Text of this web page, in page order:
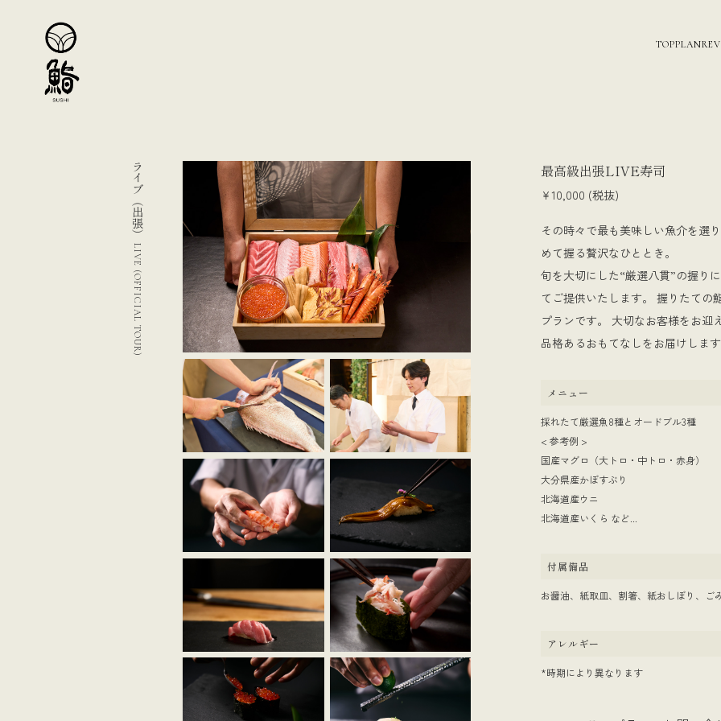
TOPPLAN
ライブ（出張）
LIVE (OFFICIAL TOUR)
最高級出張LIVE寿司
¥10,000 (税抜)
その時々で最も美味しい魚介を選
めて握る贅沢なひととき。
旬を大切にした“厳選八貫”の握り
てご提供いたします。 握りたての
プランです。 大切なお客様をお迎
品格あるおもてなしをお届けしま
メニュー
採れたて厳選魚8種とオードブル3種
< 参考例 >
国産マグロ（大トロ・中トロ・赤身）
大分県産かぼすぶり
北海道産ウニ
北海道産いくら など...
付属備品
お醤油、紙取皿、割箸、紙おしぼり、ご
アレルギー
*時期により異なります